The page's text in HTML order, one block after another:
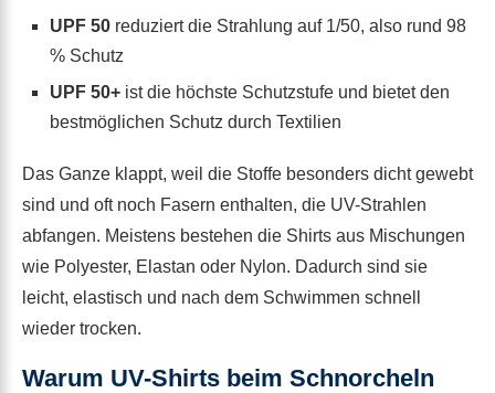
UPF 50 reduziert die Strahlung auf 1/50, also rund 98
% Schutz
UPF 50+ ist die höchste Schutzstufe und bietet den
bestmöglichen Schutz durch Textilien
Das Ganze klappt, weil die Stoffe besonders dicht gewebt
sind und oft noch Fasern enthalten, die UV-Strahlen
abfangen. Meistens bestehen die Shirts aus Mischungen
wie Polyester, Elastan oder Nylon. Dadurch sind sie
leicht, elastisch und nach dem Schwimmen schnell
wieder trocken.
Warum UV-Shirts beim Schnorcheln